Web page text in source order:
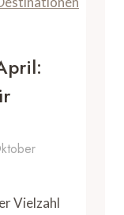
Vielzahl